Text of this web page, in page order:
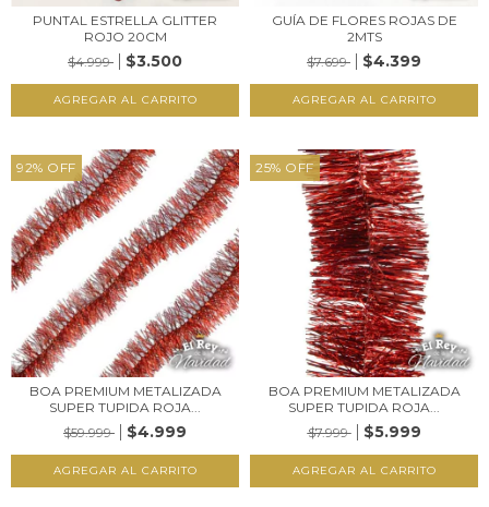
PUNTAL ESTRELLA GLITTER
ROJO 20CM
$4.999
$3.500
GUÍA DE FLORES ROJAS DE
2MTS
$7.699
$4.399
92% OFF
BOA PREMIUM METALIZADA
SUPER TUPIDA ROJA...
$59.999
$4.999
25% OFF
BOA PREMIUM METALIZADA
SUPER TUPIDA ROJA...
$7.999
$5.999